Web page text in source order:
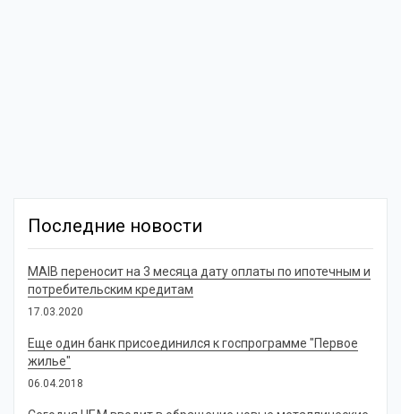
Последние новости
MAIB переносит на 3 месяца дату оплаты по ипотечным и
потребительским кредитам
17.03.2020
Еще один банк присоединился к госпрограмме "Первое
жилье"
06.04.2018